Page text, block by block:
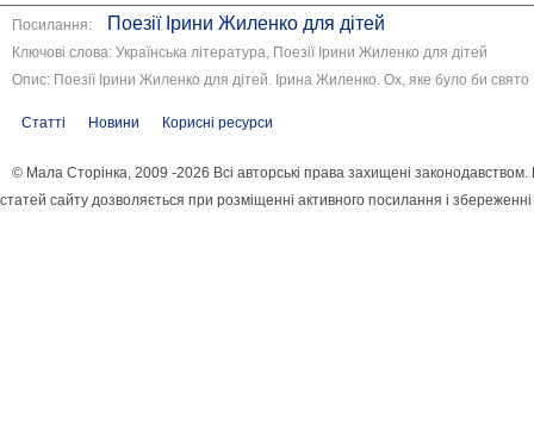
Посилання: Поезії Ірини Жиленко для дітей
Ключові слова: Українська література, Поезії Ірини Жиленко для дітей
Опис: Поезії Ірини Жиленко для дітей. Ірина Жиленко. Ох, яке було би свято
Статті Новини Корисні ресурси
© Мала Сторінка, 2009 -2026 Всі авторські права захищені
статей сайту дозволяється при розміщенні активного посилання і